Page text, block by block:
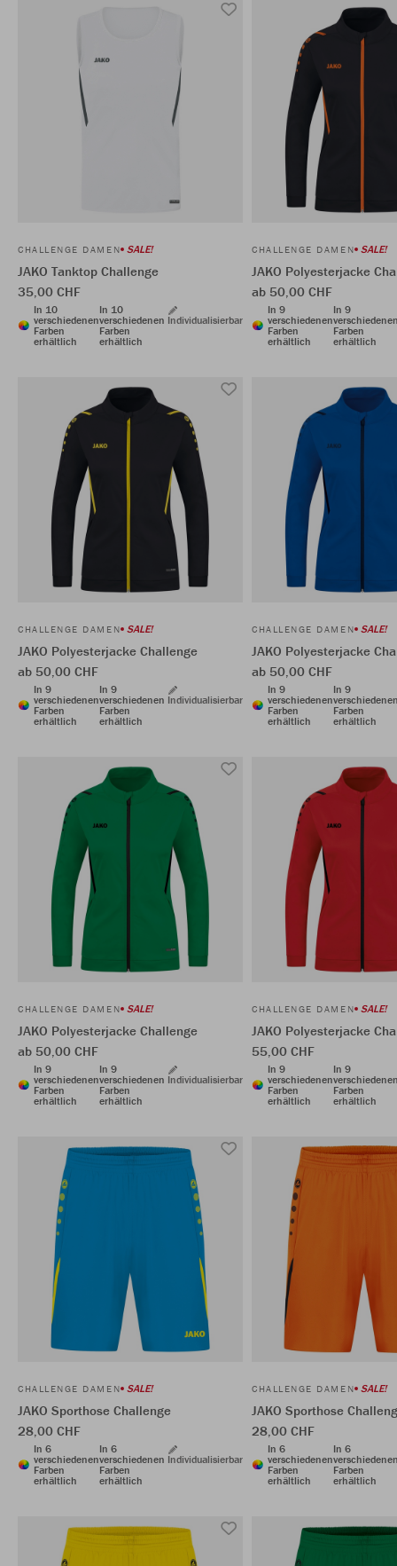
CHALLENGE DAMEN SALE!
JAKO Tanktop Challenge
35,00 CHF
In 10
verschiedenen
Farben
erhältlich
In 10
verschiedenen
Farben
erhältlich
Individualisierbar
CHALLENGE DAMEN SALE!
JAKO Polyesterjacke
ab 50,00 CHF
In 9
verschiedenen
Farben
erhältlich
In 9
Farben
erhältlich
CHALLENGE DAMEN SALE!
JAKO Polyesterjacke Challenge
ab 50,00 CHF
In 9
verschiedenen
Farben
erhältlich
In 9
verschiedenen
Farben
erhältlich
Individualisierbar
CHALLENGE DAMEN SALE!
JAKO Polyesterjacke
ab 50,00 CHF
In 9
verschiedenen
Farben
erhältlich
In 9
Farben
erhältlich
CHALLENGE DAMEN SALE!
JAKO Polyesterjacke Challenge
ab 50,00 CHF
In 9
verschiedenen
Farben
erhältlich
In 9
verschiedenen
Farben
erhältlich
Individualisierbar
CHALLENGE DAMEN SALE!
JAKO Polyesterjacke
55,00 CHF
In 9
verschiedenen
Farben
erhältlich
In 9
Farben
erhältlich
CHALLENGE DAMEN SALE!
JAKO Sporthose Challenge
28,00 CHF
In 6
verschiedenen
Farben
erhältlich
In 6
verschiedenen
Farben
erhältlich
Individualisierbar
CHALLENGE DAMEN SALE!
JAKO Sporthose
28,00 CHF
In 6
verschiedenen
Farben
erhältlich
In 6
Farben
erhältlich